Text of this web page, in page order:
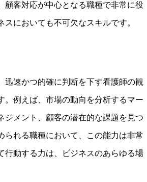
顧客対応が中心となる職種で非常に役
においても不可欠なスキルです。
迅速かつ的確に判断を下す看護師の観
。例えば、市場の動向を分析するマー
ジメント、顧客の潜在的な課題を見つ
られる職種において、この能力は非常
行動する力は、ビジネスのあらゆる場